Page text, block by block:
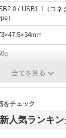
/ USB1.1（コネ
）
全てを見る
人気ランキ
をチェック